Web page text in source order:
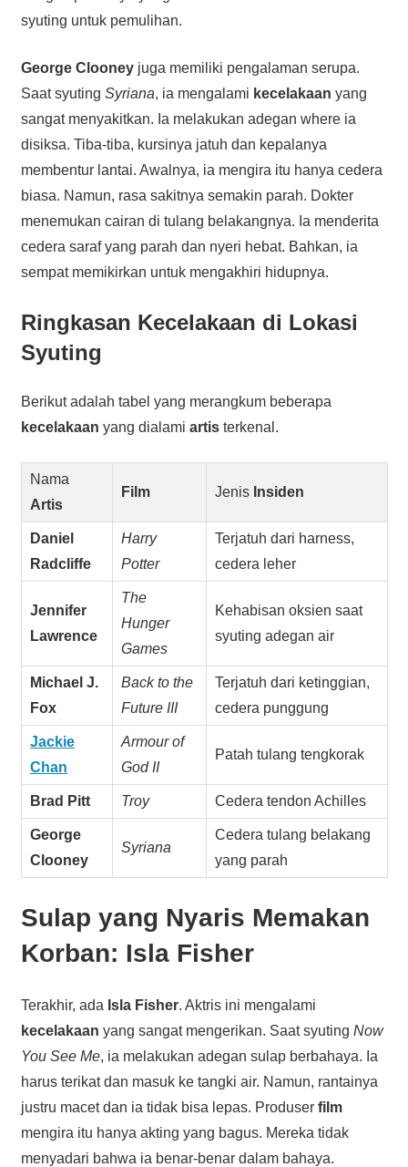
syuting untuk pemulihan.
George Clooneyjuga memiliki pengalaman serupa.
Saat syuting Syriana, ia mengalami kecelakaan yang
sangat menyakitkan. Ia melakukan adegan where ia
disiksa. Tiba-tiba, kursinya jatuh dan kepalanya
membentur lantai. Awalnya, ia mengira itu hanya cedera
biasa. Namun, rasa sakitnya semakin parah. Dokter
menemukan cairan di tulang belakangnya. Ia menderita
cedera saraf yang parah dan nyeri hebat. Bahkan, ia
sempat memikirkan untuk mengakhiri hidupnya.
Ringkasan Kecelakaan di Lokasi
Syuting
Berikut adalah tabel yang merangkum beberapa
kecelakaan yang dialami artisterkenal.
Nama
Artis
Film Jenis Insiden
Daniel
Radcliffe
Harry
Potter
Terjatuh dari harness,
cedera leher
Jennifer
Lawrence
The
Hunger
Games
Kehabisan oksien saat
syuting adegan air
Michael J.
Fox
Back to the
Future III
Terjatuh dari ketinggian,
cedera punggung
Jackie
Chan
Armour of
God II
Patah tulang tengkorak
Brad Pitt Troy Cedera tendon Achilles
George
Clooney
Syriana
Cedera tulang belakang
yang parah
Sulap yang Nyaris Memakan
Korban: Isla Fisher
Terakhir, ada Isla Fisher. Aktris ini mengalami
kecelakaan yang sangat mengerikan. Saat syuting Now
You See Me, ia melakukan adegan sulap berbahaya. Ia
harus terikat dan masuk ke tangki air. Namun, rantainya
justru macet dan ia tidak bisa lepas. Produser film
mengira itu hanya akting yang bagus. Mereka tidak
menyadari bahwa ia benar-benar dalam bahaya.